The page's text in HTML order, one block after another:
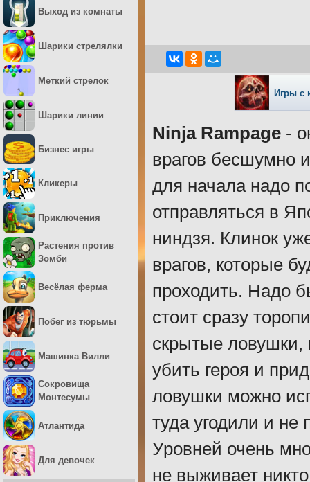
Игры с
Ninja Rampage -
врагов бесшумно
для начала надо
отправляться в
ниндзя. Клинок
врагов, которые
проходить. Надо
стоит сразу
скрытые ловушки,
убить героя и
ловушки можно
туда угодили и не
Уровней очень
не выживает
Выход из комнаты
Шарики стрелялки
Меткий стрелок
Шарики линии
Бизнес игры
Кликеры
Приключения
Растения против
Зомби
Весёлая ферма
Побег из тюрьмы
Машинка Вилли
Сокровища
Монтесумы
Атлантида
Для девочек